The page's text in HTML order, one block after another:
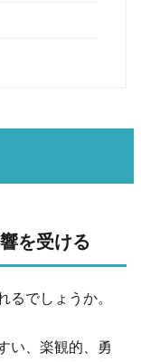
を受ける
るでしょうか。
い、楽観的、勇